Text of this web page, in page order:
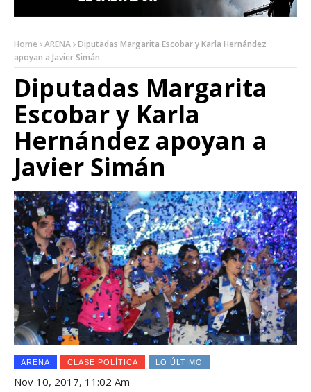
Home ARENA Diputadas Margarita Escobar y Karla Hernández
apoyan a Javier Simán
Diputadas Margarita
Escobar y Karla
Hernández apoyan a
Javier Simán
ARENA CLASE POLÍTICA LO ÚLTIMO
Nov 10, 2017, 11:02 Am